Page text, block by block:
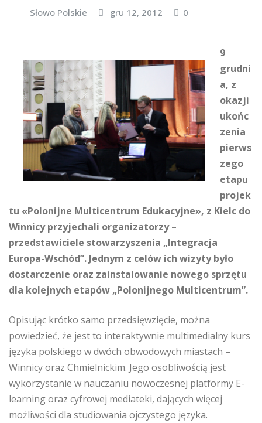
Słowo Polskie gru 12, 2012 0
9
grudni
a, z
okazji
ukońc
zenia
pierws
zego
etapu
projek
tu «Polonijne Multicentrum Edukacyjne», z Kielc do
Winnicy przyjechali organizatorzy –
przedstawiciele stowarzyszenia „Integracja
Europa-Wschód”. Jednym z celów ich wizyty było
dostarczenie oraz zainstalowanie nowego sprzętu
dla kolejnych etapów „Polonijnego Multicentrum”.
Opisując krótko samo przedsięwzięcie, można
powiedzieć, że jest to interaktywnie multimedialny kurs
języka polskiego w dwóch obwodowych miastach –
Winnicy oraz Chmielnickim. Jego osobliwością jest
wykorzystanie w nauczaniu nowoczesnej platformy E-
learning oraz cyfrowej mediateki, dających więcej
możliwości dla studiowania ojczystego języka.